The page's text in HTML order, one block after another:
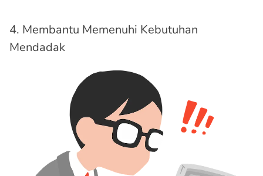
4. Membantu Memenuhi Kebutuhan
Mendadak